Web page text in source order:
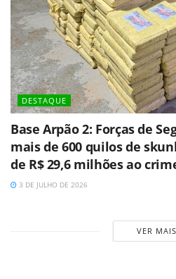
DESTAQUE
Base Arpão 2: Forças de
mais de 600 quilos de
de R$ 29,6 milhões ao
3 DE JULHO DE 2026
VER MAIS